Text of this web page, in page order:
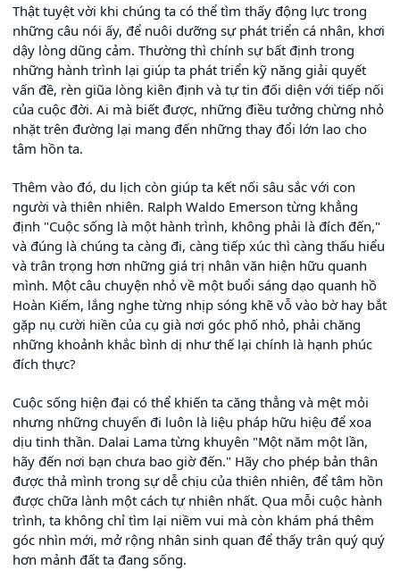
Thật tuyệt vời khi chúng ta có thể tìm thấy động lực trong
những câu nói ấy, để nuôi dưỡng sự phát triển cá nhân, khơi
dậy lòng dũng cảm. Thường thì chính sự bất định trong
những hành trình lại giúp ta phát triển kỹ năng giải quyết
vấn đề, rèn giũa lòng kiên định và tự tin đối diện với tiếp nối
của cuộc đời. Ai mà biết được, những điều tưởng chừng nhỏ
nhặt trên đường lại mang đến những thay đổi lớn lao cho
tâm hồn ta.
Thêm vào đó, du lịch còn giúp ta kết nối sâu sắc với con
người và thiên nhiên. Ralph Waldo Emerson từng khẳng
định "Cuộc sống là một hành trình, không phải là đích đến,"
và đúng là chúng ta càng đi, càng tiếp xúc thì càng thấu hiểu
và trân trọng hơn những giá trị nhân văn hiện hữu quanh
mình. Một câu chuyện nhỏ về một buổi sáng dạo quanh hồ
Hoàn Kiếm, lắng nghe từng nhịp sóng khẽ vỗ vào bờ hay bắt
gặp nụ cười hiền của cụ già nơi góc phố nhỏ, phải chăng
những khoảnh khắc bình dị như thế lại chính là hạnh phúc
đích thực?
Cuộc sống hiện đại có thể khiến ta căng thẳng và mệt mỏi
nhưng những chuyến đi luôn là liệu pháp hữu hiệu để xoa
dịu tinh thần. Dalai Lama từng khuyên "Một năm một lần,
hãy đến nơi bạn chưa bao giờ đến." Hãy cho phép bản thân
được thả mình trong sự dễ chịu của thiên nhiên, để tâm hồn
được chữa lành một cách tự nhiên nhất. Qua mỗi cuộc hành
trình, ta không chỉ tìm lại niềm vui mà còn khám phá thêm
góc nhìn mới, mở rộng nhân sinh quan để thấy trân quý quý
hơn mảnh đất ta đang sống.